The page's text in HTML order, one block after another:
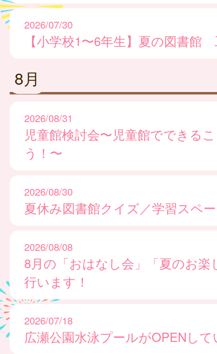
2026/07/30
【小学校1〜6年生】夏の図書館
8月
2026/08/31
児童館検討会〜児童館でできる
う！〜
2026/08/30
夏休み図書館クイズ／学習スペ
2026/08/08
8月の「おはなし会」「夏のお楽
行います！
2026/07/18
広瀬公園水泳プールがOPENし